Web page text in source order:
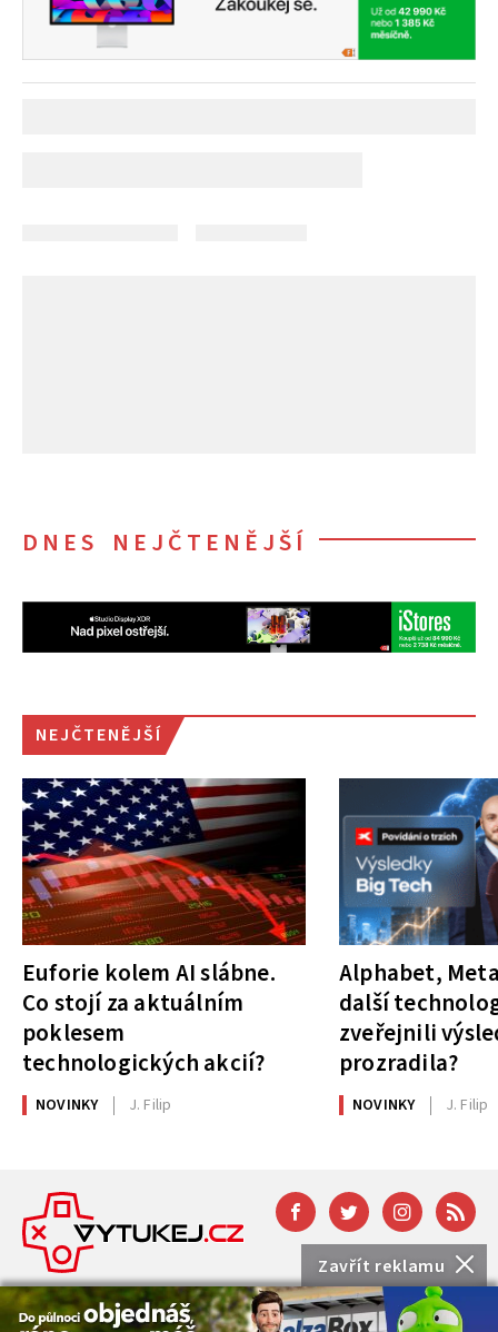
Zavřít reklamu
DNES NEJČTENĚJŠÍ
NEJČTENĚJŠÍ
Euforie kolem AI slábne.
Co stojí za aktuálním
poklesem
technologických akcií?
NOVINKY J. Filip
Alphabet,
další
zveřejnili
prozradila?
NOVINKY J. Filip